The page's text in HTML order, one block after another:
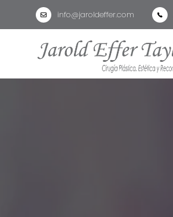
info@jaroldeffer.com